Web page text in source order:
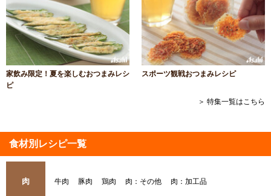
家飲み限定！夏を楽しむおつまみレシ
ピ
スポーツ観戦おつまみレシピ
＞ 特集一覧はこちら
食材別レシピ一覧
肉 牛肉 豚肉 鶏肉 肉：その他 肉：加工品